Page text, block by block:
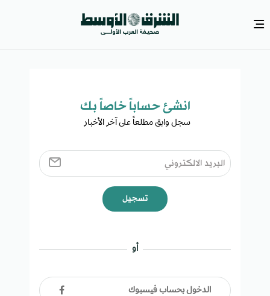
انشئ حساباً خاصاً بك​
سجل وابق مطلعاً على آخر الأخبار ​
تسجيل
أو
الدخول بحساب فيسبوك